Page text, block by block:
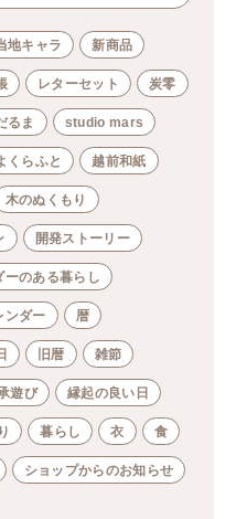
地キャラ 新商品
レターセット 炭零
るま studio mars
くらふと 越前和紙
木のぬくもり
開発ストーリー
ーのある暮らし
ンダー 暦
旧暦 雑節
遊び 縁起の良い日
暮らし 衣 食
ショップからのお知らせ